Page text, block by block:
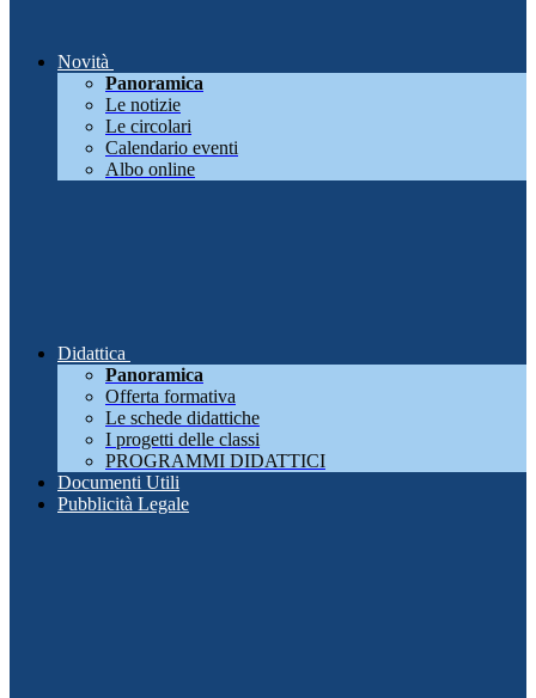
Novità
Panoramica
Le notizie
Le circolari
Calendario eventi
Albo online
Didattica
Panoramica
Offerta formativa
Le schede didattiche
I progetti delle classi
PROGRAMMI DIDATTICI
Documenti Utili
Pubblicità Legale